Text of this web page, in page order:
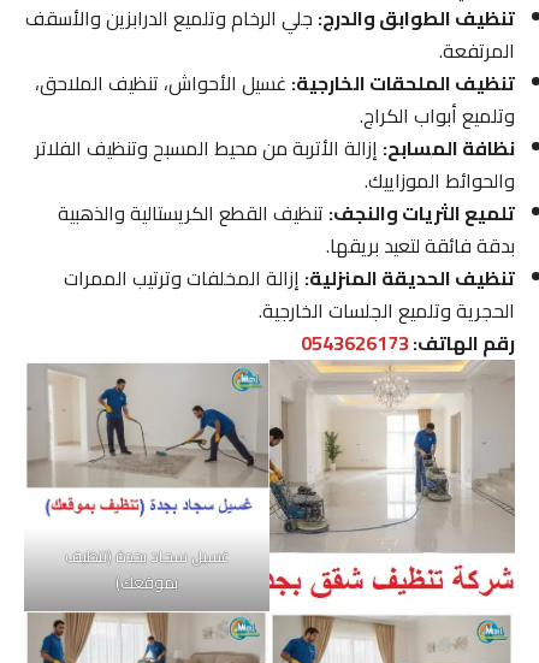
تنظيف الطوابق والدرج:جلي الرخام وتلميع الدرابزين والأسقف
المرتفعة.
تنظيف الملحقات الخارجية:غسيل الأحواش، تنظيف الملاحق،
وتلميع أبواب الكراج.
نظافة المسابح:إزالة الأتربة من محيط المسبح وتنظيف الفلاتر
والحوائط الموزاييك.
تلميع الثريات والنجف:تنظيف القطع الكريستالية والذهبية
بدقة فائقة لتعيد بريقها.
تنظيف الحديقة المنزلية:إزالة المخلفات وترتيب الممرات
الحجرية وتلميع الجلسات الخارجية.
رقم الهاتف:0543626173
غسيل سجاد بجدة (تنظيف
بموقعك)